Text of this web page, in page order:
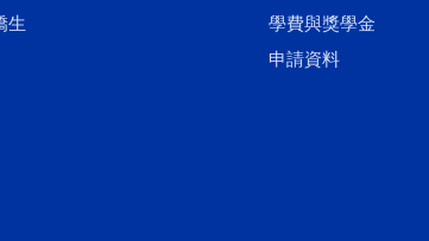
生
學費與獎學金
申請資料